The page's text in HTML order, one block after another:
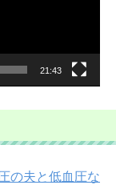
21:43
の夫と低血圧な